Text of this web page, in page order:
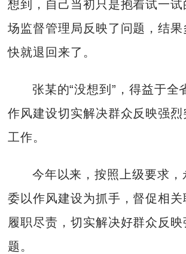
想到，自己当初只是抱着试一
场监督管理局反映了问题，结果
快就退回来了。
张某的“没想到”，得益于全
作风建设切实解决群众反映强
工作。
今年以来，按照上级要求，
委以作风建设为抓手，督促相关
履职尽责，切实解决好群众反映
题。